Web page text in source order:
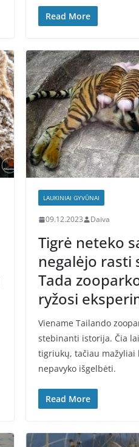
Read More
LAUKINIAI GYVŪNAI
09.12.2023 Daiva
Tigrė neteko
negalėjo rasti
Tada
ryžosi
Viename Tailando
stebinanti istorija. Čia
tigriukų, tačiau
nepavyko išgelbėti.
Read More